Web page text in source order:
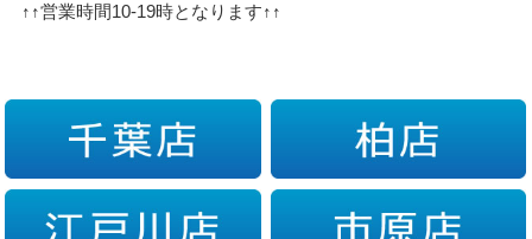
↑↑営業時間10-19時となります↑↑